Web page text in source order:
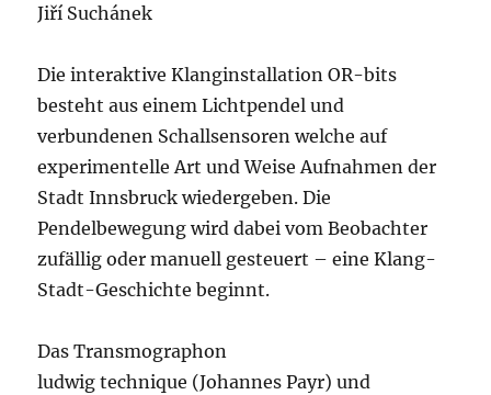
Jiří Suchánek
Die interaktive Klanginstallation OR-bits
besteht aus einem Lichtpendel und
verbundenen Schallsensoren welche auf
experimentelle Art und Weise Aufnahmen der
Stadt Innsbruck wiedergeben. Die
Pendelbewegung wird dabei vom Beobachter
zufällig oder manuell gesteuert – eine Klang-
Stadt-Geschichte beginnt.
Das Transmographon
ludwig technique (Johannes Payr) und